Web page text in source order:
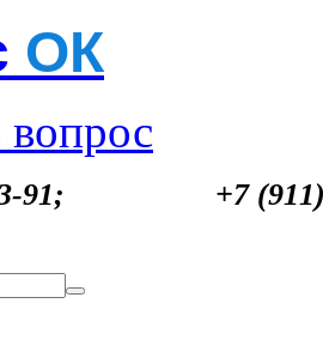
ОК
вопрос
83-91; +7